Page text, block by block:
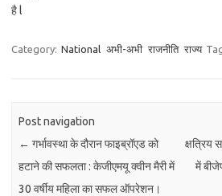
है l
Category: National अभी-अभी राजनीति राज्य
Post navigation
← गर्भावस्था के दौरान फाइब्रॉएड को
हटाने की सफलता : केजीएमयू क्वीन मैरी में
30 वर्षीय महिला का सफल ऑपरेशन।
क्षत्रिय
में